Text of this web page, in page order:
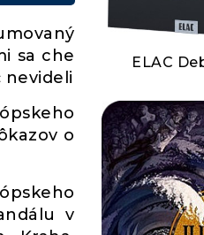
sa che
nevideli
o
v
ELAC